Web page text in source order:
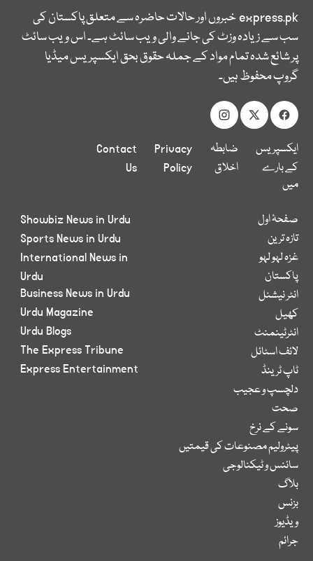
express.pkخبروں اور حالات حاضرہ سے متعلق پاکستان کی
سب سے زیادہ وزٹ کی جانے والی ویب سائٹ ہے۔ اس ویب سائٹ
پر شائع شدہ تمام مواد کے جملہ حقوق بحق ایکسپریس میڈیا
گروپ محفوظ ہیں۔
ایکسپریس
کے بارے
میں
ضابطہ
اخلاق
Privacy
Policy
Contact
Us
صفحۂ اول
تازہ ترین
غزہ لہو لہو
پاکستان
انٹر نیشنل
کھیل
انٹرٹینمنٹ
لائف اسٹائل
ٹاپ ٹرینڈ
دلچسپ و عجیب
صحت
سونے کے نرخ
پیٹرولیم مصنوعات کی قیمتیں
سائنس و ٹیکنالوجی
بلاگ
بزنس
ویڈیوز
جرائم
Showbiz News in Urdu
Sports News in Urdu
International News in
Urdu
Business News in Urdu
Urdu Magazine
Urdu Blogs
The Express Tribune
Express Entertainment